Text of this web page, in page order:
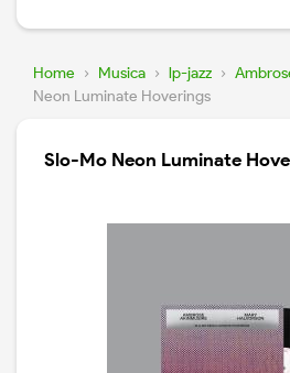
Home › Musica › lp-jazz ›
Neon Luminate Hoverings
Slo-Mo Neon Luminate